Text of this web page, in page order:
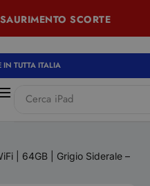
SCORTE
TUTTA ITALIA
Cerca iPad
| 64GB | Grigio Siderale –